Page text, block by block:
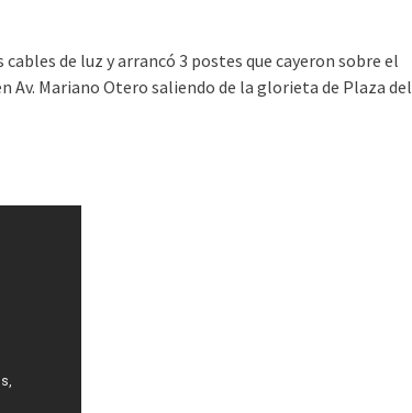
de luz y arrancó 3 postes que cayeron sobre el
Av. Mariano Otero saliendo de la glorieta de Plaza del